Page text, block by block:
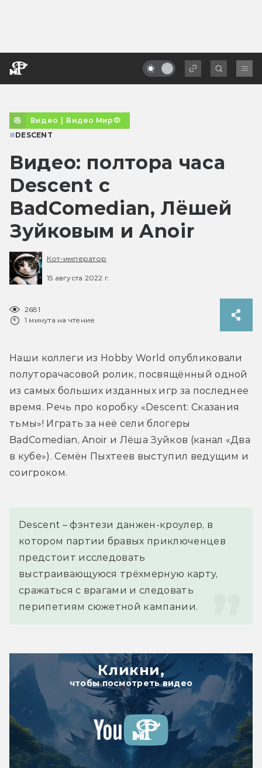
Видео | Видео МирФ
#DESCENT
Видео: полтора часа
Descent с
BadComedian, Лёшей
Зуйковым и Anoir
Кот-император
15 августа 2022 г.
2681
1 минута на чтение
Наши коллеги из Hobby World опубликовали
полуторачасовой ролик, посвящённый одной
из самых больших изданных игр за последнее
время. Речь про коробку «Descent: Сказания
тьмы»! Играть за неё сели блогеры
BadComedian, Anoir и Лёша Зуйков (канал «Два
в кубе»). Семён Пыхтеев выступил ведущим и
соигроком.
Descent – фэнтези данжен-кроулер, в
котором партии бравых приключенцев
предстоит исследовать
выстраивающуюся трёхмерную карту,
сражаться с врагами и следовать
перипетиям сюжетной кампании.
Кликни,
чтобы посмотреть видео